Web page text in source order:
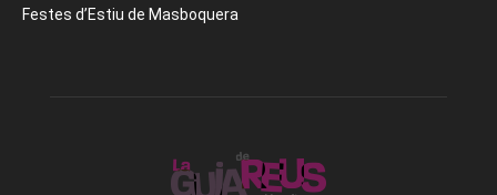
Festes d’Estiu de Masboquera